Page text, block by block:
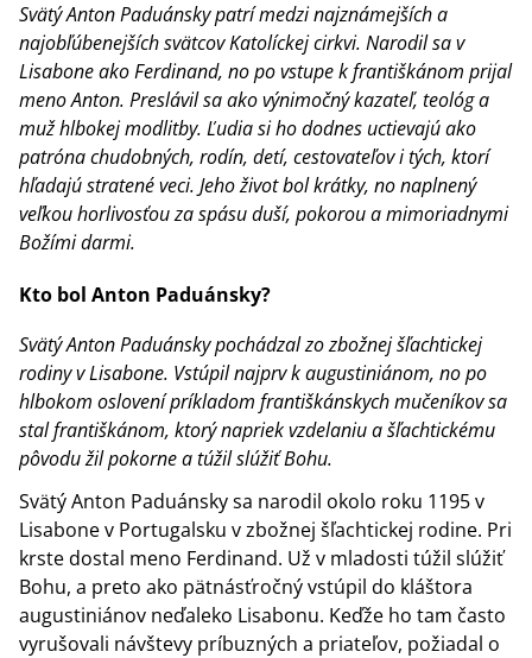
Svätý Anton Paduánsky patrí medzi najznámejších a
najobľúbenejších svätcov Katolíckej cirkvi. Narodil sa v
Lisabone ako Ferdinand, no po vstupe k františkánom prijal
meno Anton. Preslávil sa ako výnimočný kazateľ, teológ a
muž hlbokej modlitby. Ľudia si ho dodnes uctievajú ako
patróna chudobných, rodín, detí, cestovateľov i tých, ktorí
hľadajú stratené veci. Jeho život bol krátky, no naplnený
veľkou horlivosťou za spásu duší, pokorou a mimoriadnymi
Božími darmi.
Kto bol Anton Paduánsky?
Svätý Anton Paduánsky pochádzal zo zbožnej šľachtickej
rodiny v Lisabone. Vstúpil najprv k augustiniánom, no po
hlbokom oslovení príkladom františkánskych mučeníkov sa
stal františkánom, ktorý napriek vzdelaniu a šľachtickému
pôvodu žil pokorne a túžil slúžiť Bohu.
Svätý Anton Paduánsky sa narodil okolo roku 1195 v
Lisabone v Portugalsku v zbožnej šľachtickej rodine. Pri
krste dostal meno Ferdinand. Už v mladosti túžil slúžiť
Bohu, a preto ako pätnásťročný vstúpil do kláštora
augustiniánov neďaleko Lisabonu. Keďže ho tam často
vyrušovali návštevy príbuzných a priateľov, požiadal o